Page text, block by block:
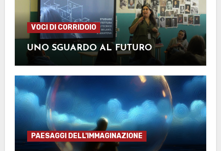
VOCI DI CORRIDOIO
UNO SGUARDO AL FUTURO
PAESAGGI DELL'IMMAGINAZIONE